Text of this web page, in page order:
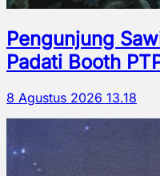
Pengunjung
Padati Booth
8 Agustus 2026 13.18